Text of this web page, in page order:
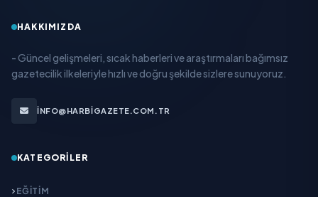
HAKKIMIZDA
- Güncel gelişmeleri, sıcak haberleri ve araştırmaları bağımsız
gazetecilik ilkeleriyle hızlı ve doğru şekilde sizlere sunuyoruz.
INFO@HARBIGAZETE.COM.TR
KATEGORILER
EĞITIM